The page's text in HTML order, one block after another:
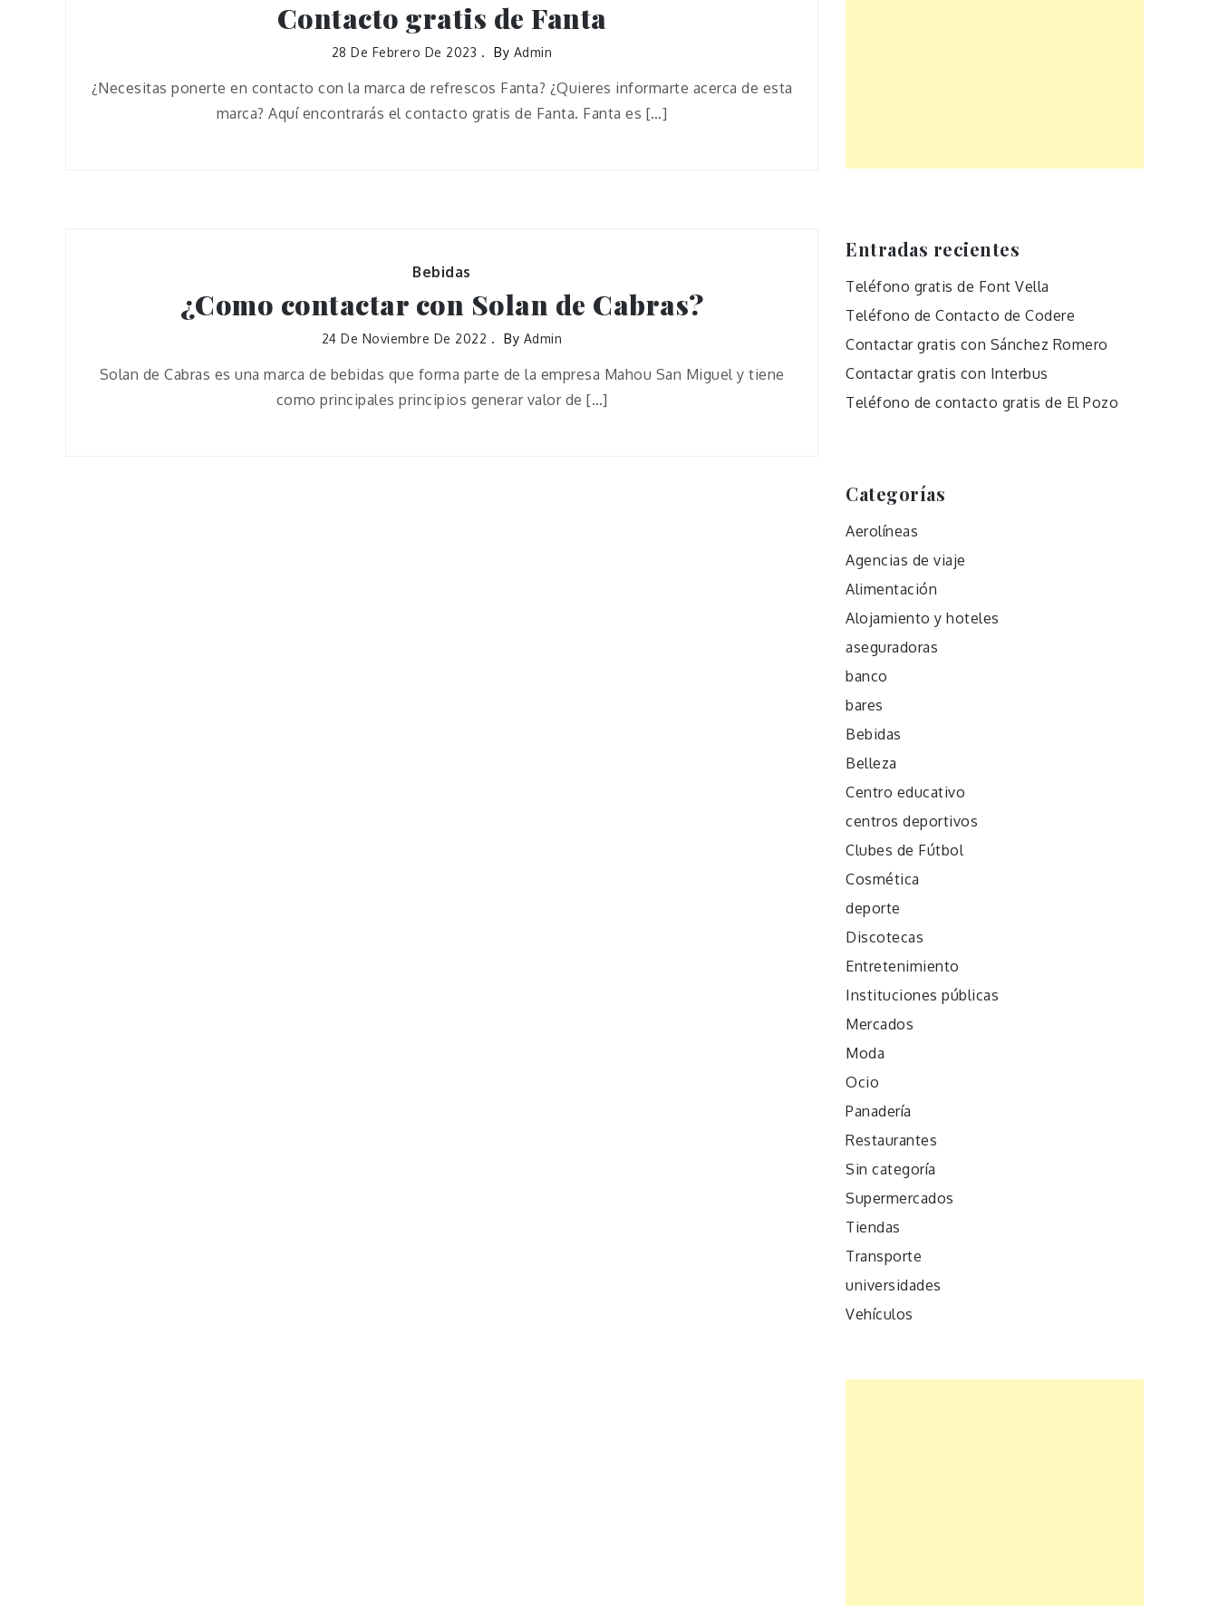
Contacto gratis de Fanta
28 De Febrero De 2023 By Admin
¿Necesitas ponerte en contacto con la marca de refrescos Fanta? ¿Quieres informarte acerca de esta
marca? Aquí encontrarás el contacto gratis de Fanta. Fanta es […]
Bebidas
¿Como contactar con Solan de Cabras?
24 De Noviembre De 2022 By Admin
Solan de Cabras es una marca de bebidas que forma parte de la empresa Mahou San Miguel y tiene
como principales principios generar valor de […]
Entradas recientes
Teléfono gratis de Font Vella
Teléfono de Contacto de Codere
Contactar gratis con Sánchez Romero
Contactar gratis con Interbus
Teléfono de contacto gratis de El Pozo
Categorías
Aerolíneas
Agencias de viaje
Alimentación
Alojamiento y hoteles
aseguradoras
banco
bares
Bebidas
Belleza
Centro educativo
centros deportivos
Clubes de Fútbol
Cosmética
deporte
Discotecas
Entretenimiento
Instituciones públicas
Mercados
Moda
Ocio
Panadería
Restaurantes
Sin categoría
Supermercados
Tiendas
Transporte
universidades
Vehículos